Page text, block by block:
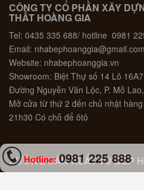
CÔNG TY CỔ PHẦN XÂY
THẤT HOÀNG GIA
Tel: 0435 335 688/ hotline 0981
Email: nhabephoanggia@gmail.com
Website: nhabephoanggia.vn
Showroom: Biệt Thự số 14 Lô
Đường Nguyễn Văn Lộc, P. Mỗ
Mở cửa từ thứ 2 đến chủ nhật
21h30 Có chỗ để ôtô
XƯỞNG SẢN XUẤT TỦ BẾP
Hotline:0981 225 888